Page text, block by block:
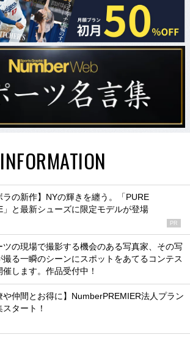
INFORMATION
ラの新作】NYの輝きを纏う。「PURE
」と最新シューズに限定モデルが登場
PR
ツの現場で撮影する機会のある写真家、その写
撮る一瞬のシーンにスポットをあてるコンテス
催します。作品受付中！
や仲間とお得に】NumberPREMIER法人プラン
タート！